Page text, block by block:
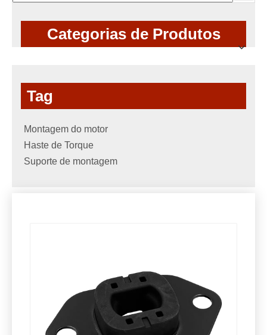
Categorias de Produtos
Tag
Montagem do motor
Haste de Torque
Suporte de montagem